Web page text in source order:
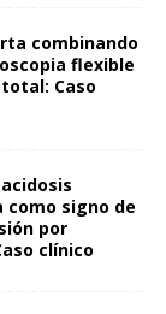
combinando
flexible
Caso
signo de
por
clínico